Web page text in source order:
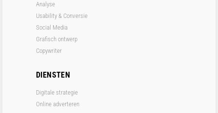
Analyse
Usability & Conversie
Social Media
Grafisch ontwerp
Copywriter
DIENSTEN
Digitale strategie
Online adverteren